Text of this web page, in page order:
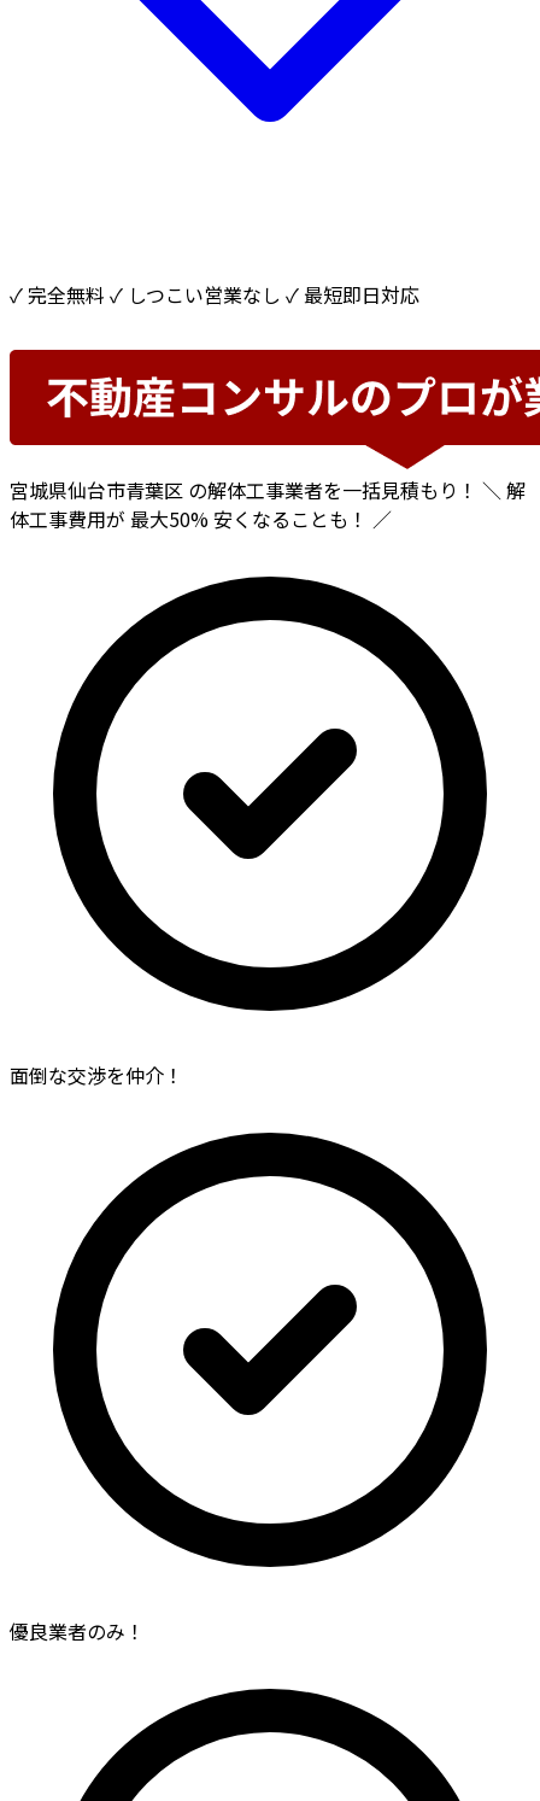
✓ 完全無料 ✓ しつこい営業なし ✓ 最短即日対応
宮城県仙台市青葉区 の解体工事業者を一括見積もり！ ＼ 解
体工事費用が 最大50%安くなることも！ ／
面倒な交渉を仲介！
優良業者のみ！